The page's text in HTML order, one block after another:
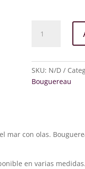
SKU: N/D
Bouguereau
mar con olas.
en varias medidas.